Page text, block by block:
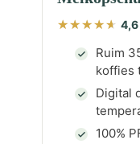
4,6
Ruim
koffies
Digital
100%